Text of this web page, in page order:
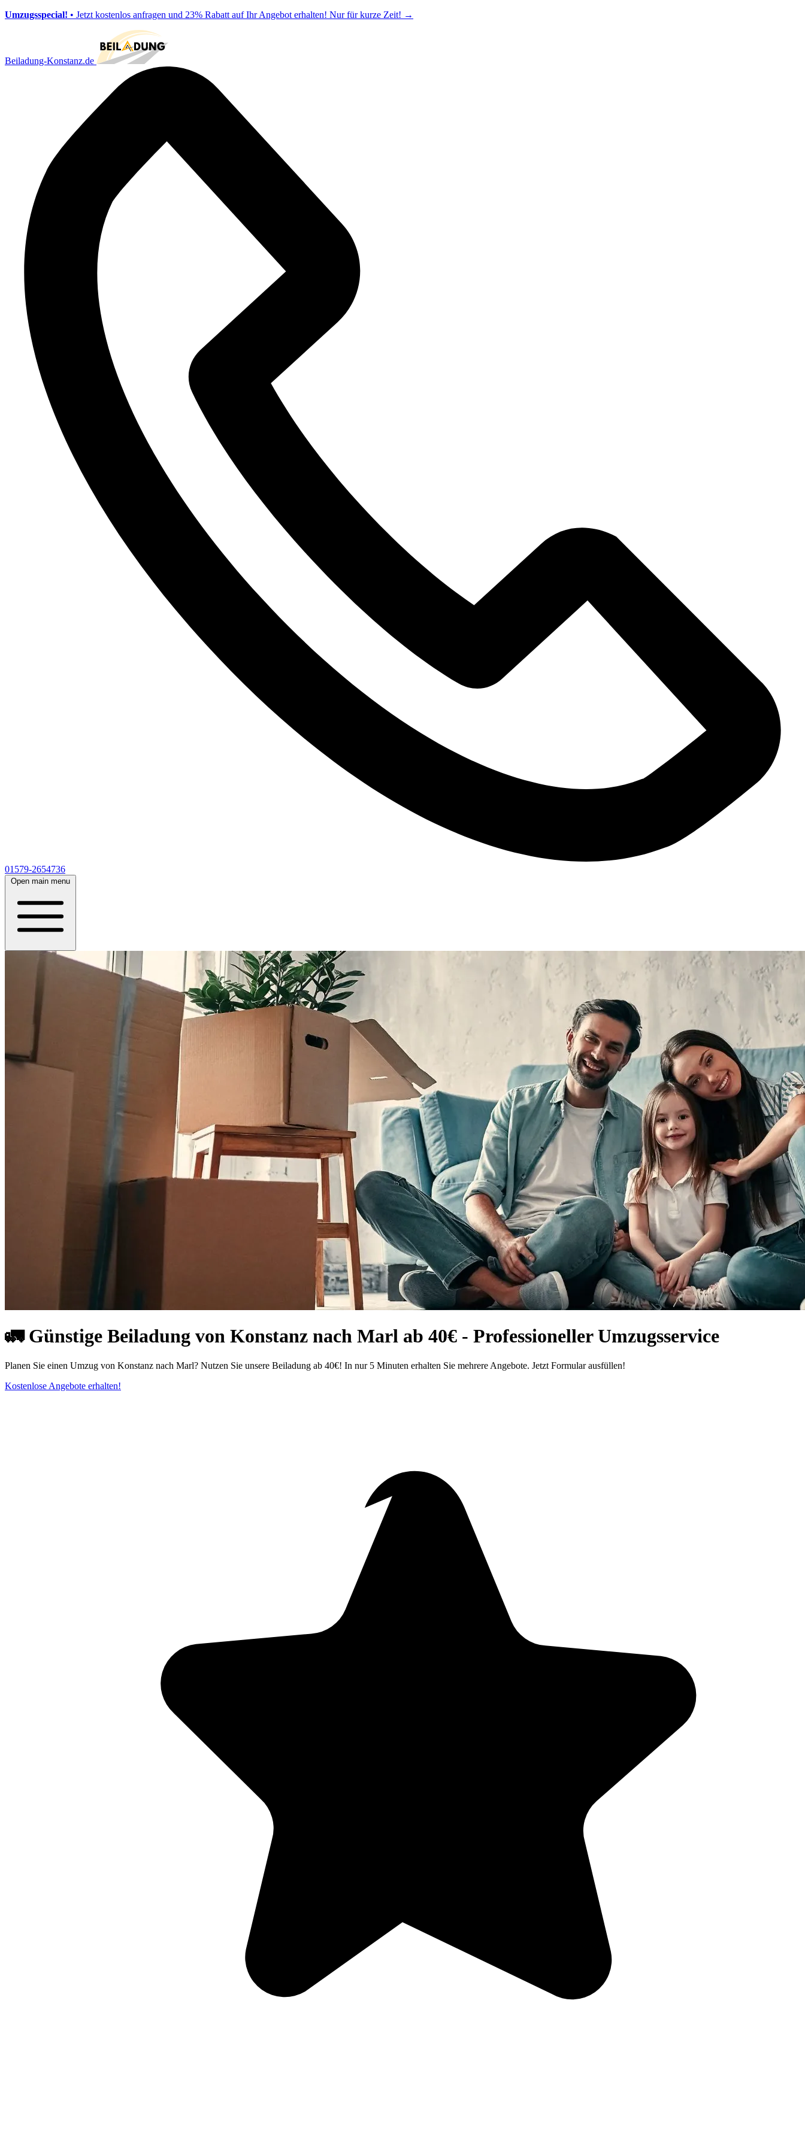
Umzugsspecial! • Jetzt kostenlos anfragen und 23% Rabatt auf Ihr Angebot erhalten! Nur für kurze Zeit! →
Beiladung-Konstanz.de
01579-2654736
Open main menu
🚛 Günstige Beiladung von Konstanz nach Marl ab 40€ - Professioneller Umzugsservice
Planen Sie einen Umzug von Konstanz nach Marl? Nutzen Sie unsere Beiladung ab 40€! In nur 5 Minuten erhalten Sie mehrere Angebote. Jetzt Formular ausfüllen!
Kostenlose Angebote erhalten!